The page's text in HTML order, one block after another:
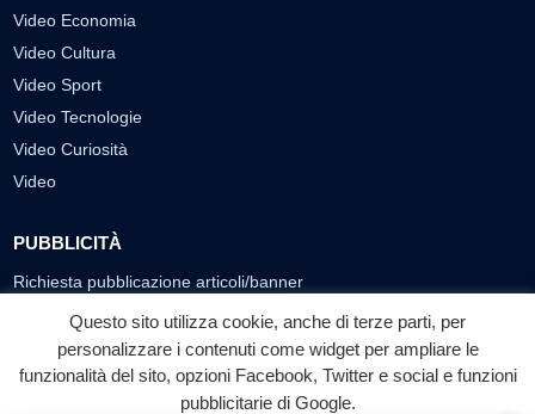
Video Economia
Video Cultura
Video Sport
Video Tecnologie
Video Curiosità
Video
PUBBLICITÀ
Richiesta pubblicazione articoli/banner
SEGUICI SUI SOCIAL
f ◎ ▶
Questo sito utilizza cookie, anche di terze parti, per
personalizzare i contenuti come widget per ampliare le
funzionalità del sito, opzioni Facebook, Twitter e social e funzioni
pubblicitarie di Google.